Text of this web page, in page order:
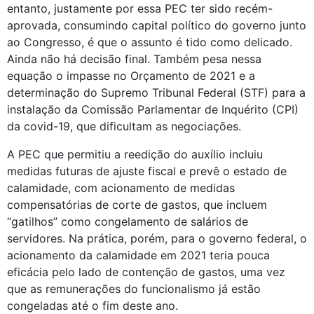
entanto, justamente por essa PEC ter sido recém-
aprovada, consumindo capital político do governo junto
ao Congresso, é que o assunto é tido como delicado.
Ainda não há decisão final. Também pesa nessa
equação o impasse no Orçamento de 2021 e a
determinação do Supremo Tribunal Federal (STF) para a
instalação da Comissão Parlamentar de Inquérito (CPI)
da covid-19, que dificultam as negociações.
A PEC que permitiu a reedição do auxílio incluiu
medidas futuras de ajuste fiscal e prevê o estado de
calamidade, com acionamento de medidas
compensatórias de corte de gastos, que incluem
“gatilhos” como congelamento de salários de
servidores. Na prática, porém, para o governo federal, o
acionamento da calamidade em 2021 teria pouca
eficácia pelo lado de contenção de gastos, uma vez
que as remunerações do funcionalismo já estão
congeladas até o fim deste ano.